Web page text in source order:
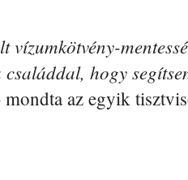
hogy
mondta az egyik